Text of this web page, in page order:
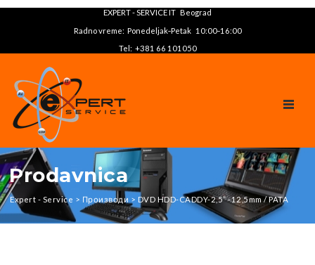
EXPERT - SERVICE IT Beograd
Radno vreme: Ponedeljak‑Petak 10:00‑16:00
Tel: +381 66 101050
Prodavnica
Expert - Service > Производи > DVD HDD-CADDY-2,5” -12,5mm / PATA